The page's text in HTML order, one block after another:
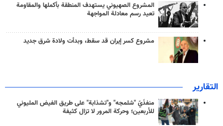
المشروع الصهيوني يستهدف المنطقة بأكملها والمقاومة
تعيد رسم معادلة المواجهة
مشروع كسر إيران قد سقط، وبدأت ولادة شرق جديد
التقارير
منفذَيّ "شلمجه" و"تشذابة" على طريق الفيض المليوني
للأربعين؛ وحركة المرور لا تزال كثيفة